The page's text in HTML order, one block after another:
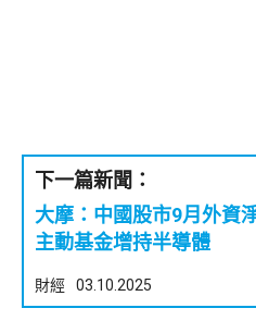
下一篇新聞：
大摩：中國股市9月外資
主動基金增持半導體
財經 03.10.2025